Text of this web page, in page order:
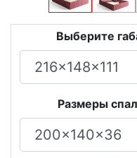
Выберите
Размеры